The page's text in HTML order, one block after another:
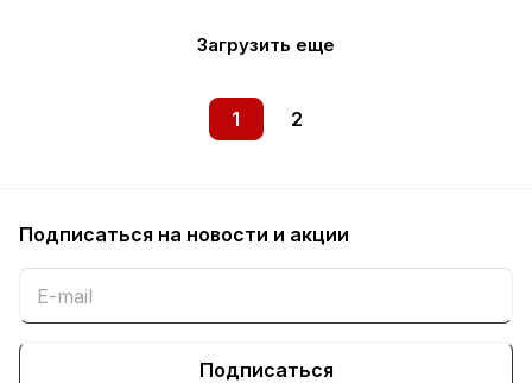
Загрузить еще
1 2
Подписаться на новости и акции
Подписаться